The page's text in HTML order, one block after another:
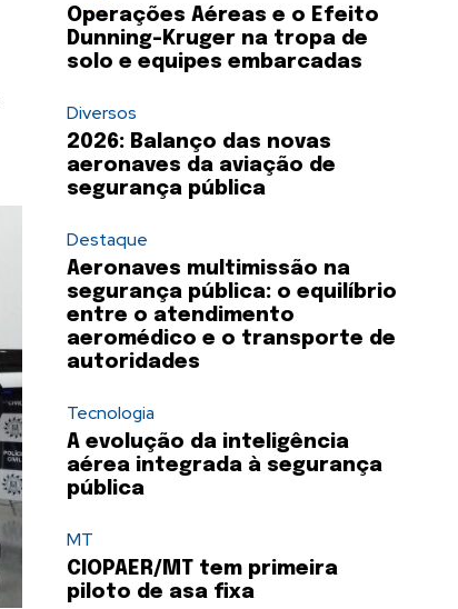
Operações Aéreas e o Efeito
Dunning-Kruger na tropa de
solo e equipes embarcadas
Diversos
2026: Balanço das novas
aeronaves da aviação de
segurança pública
Destaque
Aeronaves multimissão na
segurança pública: o equilíbrio
entre o atendimento
aeromédico e o transporte de
autoridades
Tecnologia
A evolução da inteligência
aérea integrada à segurança
pública
MT
CIOPAER/MT tem primeira
piloto de asa fixa